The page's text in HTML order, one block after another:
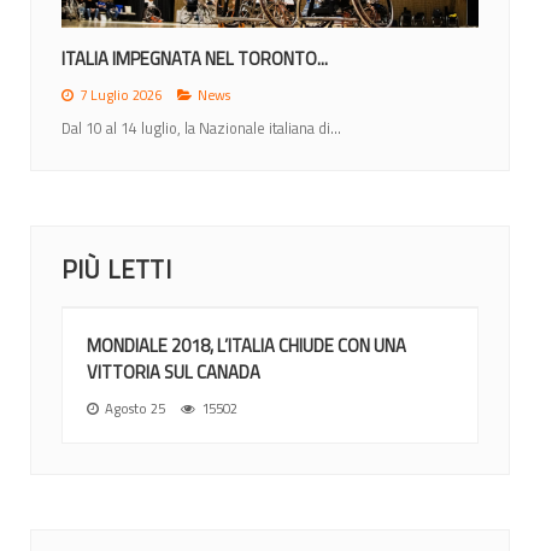
ITALIA IMPEGNATA NEL TORONTO...
7 Luglio 2026 News
Dal 10 al 14 luglio, la Nazionale italiana di...
PIÙ LETTI
MONDIALE 2018, L’ITALIA CHIUDE CON UNA
VITTORIA SUL CANADA
Agosto 25 15502